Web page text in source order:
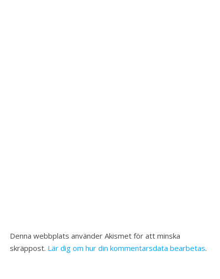
Denna webbplats använder Akismet för att minska
skräppost. Lär dig om hur din kommentarsdata bearbetas.